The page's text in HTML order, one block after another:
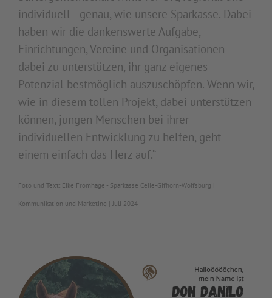
individuell - genau, wie unsere Sparkasse. Dabei
haben wir die dankenswerte Aufgabe,
Einrichtungen, Vereine und Organisationen
dabei zu unterstützen, ihr ganz eigenes
Potenzial bestmöglich auszuschöpfen. Wenn wir,
wie in diesem tollen Projekt, dabei unterstützen
können, jungen Menschen bei ihrer
individuellen Entwicklung zu helfen, geht
einem einfach das Herz auf.“
Foto und Text: Eike Fromhage - Sparkasse Celle-Gifhorn-Wolfsburg |
Kommunikation und Marketing | Juli 2024